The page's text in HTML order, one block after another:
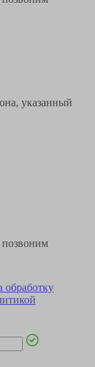
указанный
обработку